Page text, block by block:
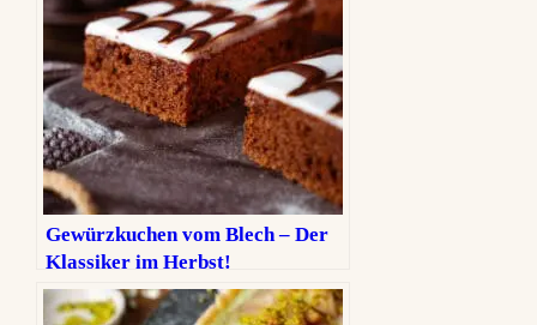
Gewürzkuchen vom Blech – Der
Klassiker im Herbst!